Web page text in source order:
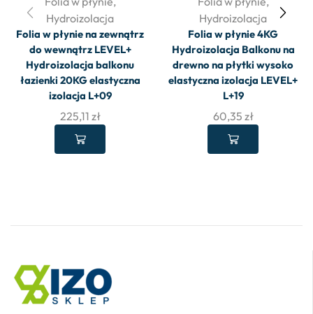
Hydroizolacja
Folia w płynie na zewnątrz
do wewnątrz LEVEL+
Hydroizolacja balkonu
łazienki 20KG elastyczna
izolacja L+09
225,11 zł
Hydroizolacja
Folia w płynie 4KG
Hydroizolacja Balkonu na
drewno na płytki wysoko
elastyczna izolacja LEVEL+
L+19
60,35 zł